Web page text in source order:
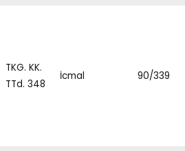
TKG. KK.
TTd. 348
İcmal 90/339